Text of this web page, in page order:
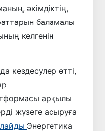
әкімдіктің,
баламалы
келгенін
кездесулер өтті,
арқылы
жүзеге асыруға
Энергетика